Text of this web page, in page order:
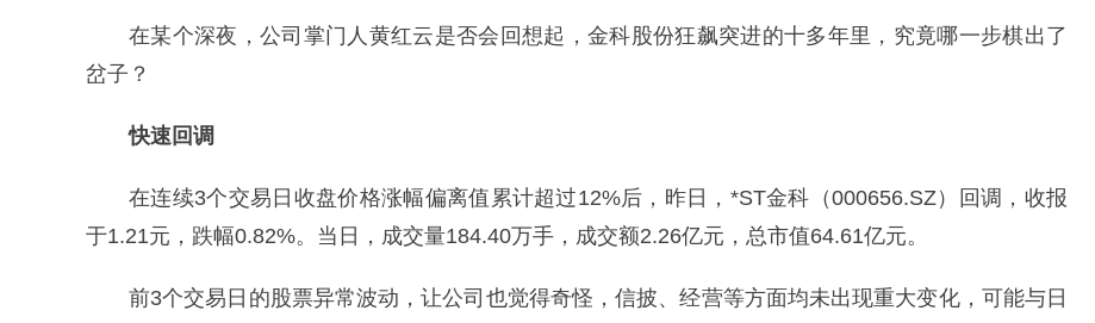
在某个深夜，公司掌门人黄红云是否会回想起，金科股份狂飙突进的十多年里，究竟哪一步棋出了
岔子？
快速回调
在连续3个交易日收盘价格涨幅偏离值累计超过12%后，昨日，*ST金科（000656.SZ）回调，收报
于1.21元，跌幅0.82%。当日，成交量184.40万手，成交额2.26亿元，总市值64.61亿元。
前3个交易日的股票异常波动，让公司也觉得奇怪，信披、经营等方面均未出现重大变化，可能与日